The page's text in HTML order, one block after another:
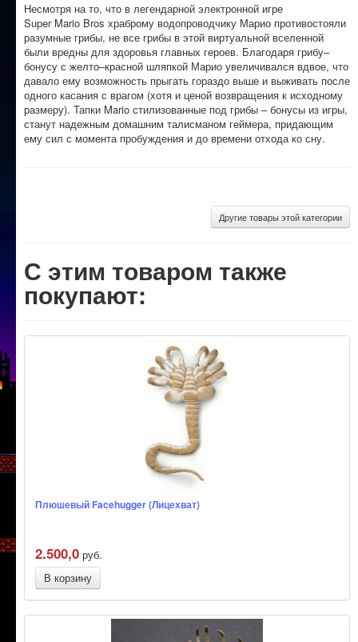
Несмотря на то, что в легендарной электронной игре
Super Mario Bros храброму водопроводчику Марио противостояли
разумные грибы, не все грибы в этой виртуальной вселенной
были вредны для здоровья главных героев. Благодаря грибу–
бонусу с желто–красной шляпкой Марио увеличивался вдвое, что
давало ему возможность прыгать гораздо выше и выживать после
одного касания с врагом (хотя и ценой возвращения к исходному
размеру). Тапки Mario стилизованные под грибы – бонусы из игры,
станут надежным домашним талисманом геймера, придающим
ему сил с момента пробуждения и до времени отхода ко сну.
Другие товары этой категории
С этим товаром также
покупают:
Плюшевый Facehugger (Лицехват)
2.500,0 руб.
В корзину